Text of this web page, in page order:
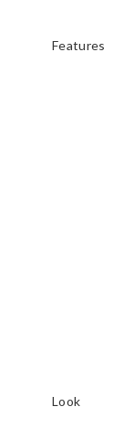
Features
Look